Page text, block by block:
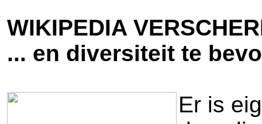
WIKIPEDIA
... en diversiteit te
Er is